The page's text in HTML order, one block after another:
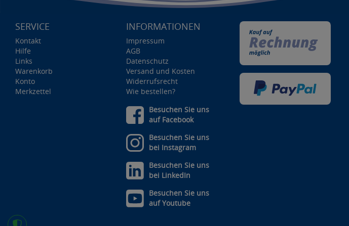
SERVICE
Kontakt
Hilfe
Links
Warenkorb
Konto
Merkzettel
INFORMATIONEN
Impressum
AGB
Datenschutz
Versand und Kosten
Widerrufsrecht
Wie bestellen?
Besuchen Sie uns
auf Facebook
Besuchen Sie uns
bei Instagram
Besuchen Sie uns
bei LinkedIn
Besuchen Sie uns
auf Youtube